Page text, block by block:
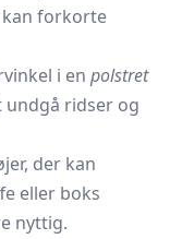
forkorte
i en polstret
ridser og
der kan
eller boks
nyttig.